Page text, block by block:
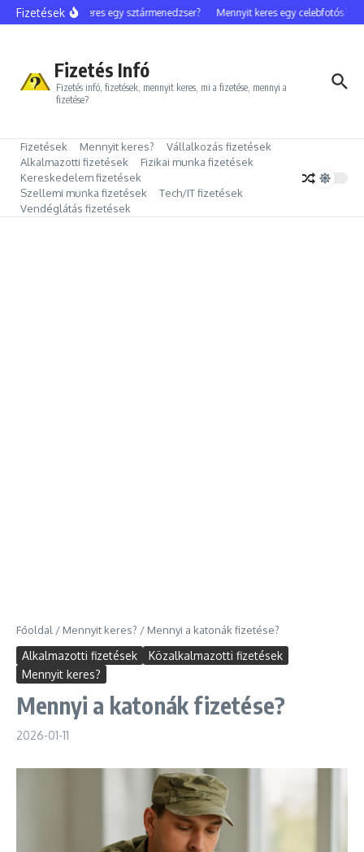
Ugrás a tartalomhoz
Fizetések
Mennyit keres egy sztármenedzser? Mennyit keres egy celebfotós?
Fizetés Infó
Fizetés infó, fizetések, mennyit keres, mi a fizetése, mennyi a
fizetése?
Fizetések Mennyit keres?
Vállalkozás fizetések
Alkalmazotti fizetések
Fizikai munka fizetések
Kereskedelem fizetések
Szellemi munka fizetések
Tech/IT fizetések
Vendéglátás fizetések
Főoldal / Mennyit keres? / Mennyi a katonák fizetése?
Alkalmazotti fizetések
Közalkalmazotti fizetések
Mennyit keres?
Mennyi a katonák fizetése?
2026-01-11